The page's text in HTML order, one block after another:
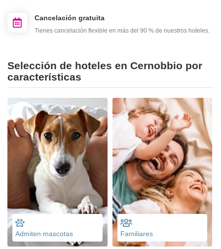
Cancelación gratuita
Tienes cancelación flexible en más del 90 % de nuestros hoteles.
Selección de hoteles en Cernobbio por
características
Admiten mascotas Familiares